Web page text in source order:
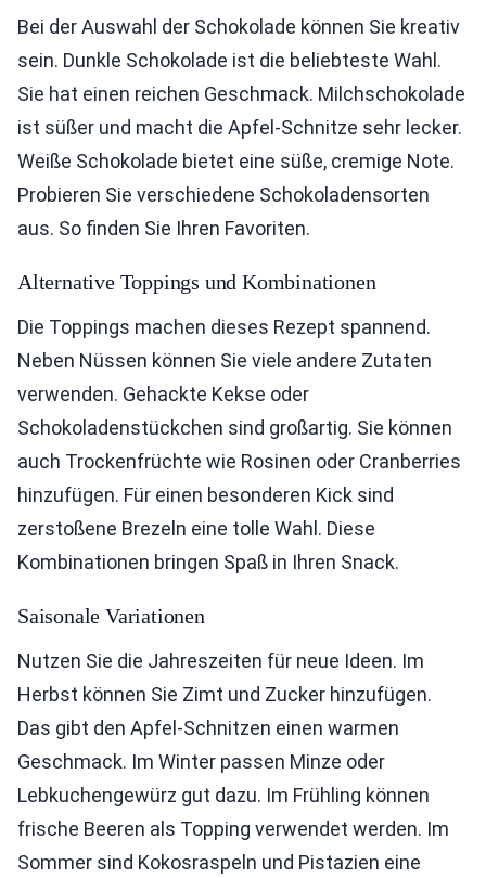
Bei der Auswahl der Schokolade können Sie kreativ
sein. Dunkle Schokolade ist die beliebteste Wahl.
Sie hat einen reichen Geschmack. Milchschokolade
ist süßer und macht die Apfel-Schnitze sehr lecker.
Weiße Schokolade bietet eine süße, cremige Note.
Probieren Sie verschiedene Schokoladensorten
aus. So finden Sie Ihren Favoriten.
Alternative Toppings und Kombinationen
Die Toppings machen dieses Rezept spannend.
Neben Nüssen können Sie viele andere Zutaten
verwenden. Gehackte Kekse oder
Schokoladenstückchen sind großartig. Sie können
auch Trockenfrüchte wie Rosinen oder Cranberries
hinzufügen. Für einen besonderen Kick sind
zerstoßene Brezeln eine tolle Wahl. Diese
Kombinationen bringen Spaß in Ihren Snack.
Saisonale Variationen
Nutzen Sie die Jahreszeiten für neue Ideen. Im
Herbst können Sie Zimt und Zucker hinzufügen.
Das gibt den Apfel-Schnitzen einen warmen
Geschmack. Im Winter passen Minze oder
Lebkuchengewürz gut dazu. Im Frühling können
frische Beeren als Topping verwendet werden. Im
Sommer sind Kokosraspeln und Pistazien eine